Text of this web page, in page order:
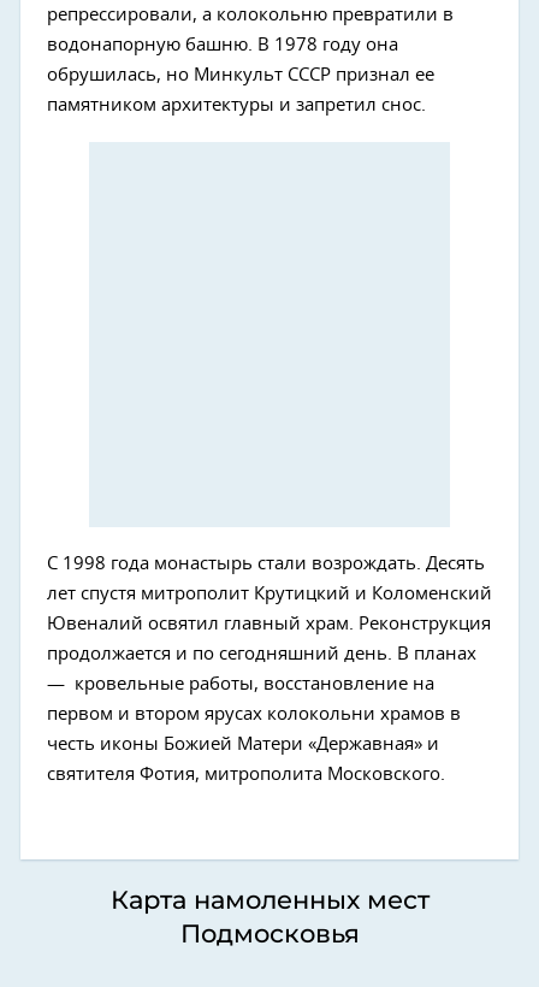
репрессировали, а колокольню превратили в
водонапорную башню. В 1978 году она
обрушилась, но Минкульт СССР признал ее
памятником архитектуры и запретил снос.
С 1998 года монастырь стали возрождать. Десять
лет спустя митрополит Крутицкий и Коломенский
Ювеналий освятил главный храм. Реконструкция
продолжается и по сегодняшний день. В планах
— кровельные работы, восстановление на
первом и втором ярусах колокольни храмов в
честь иконы Божией Матери «Державная» и
святителя Фотия, митрополита Московского.
Карта намоленных мест
Подмосковья